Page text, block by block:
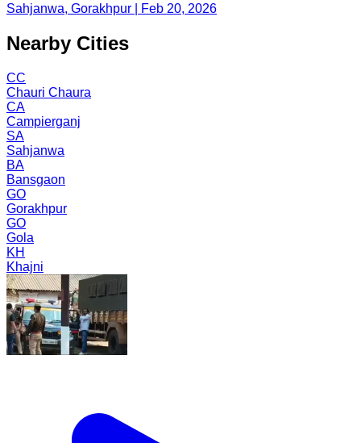
Sahjanwa, Gorakhpur | Feb 20, 2026
Nearby Cities
CC
Chauri Chaura
CA
Campierganj
SA
Sahjanwa
BA
Bansgaon
GO
Gorakhpur
GO
Gola
KH
Khajni